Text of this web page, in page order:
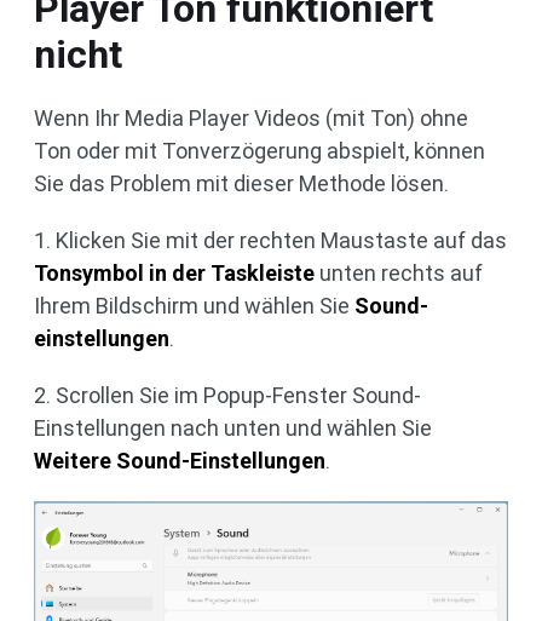
nicht
Wenn Ihr Media Player Videos (mit Ton) ohne
Ton oder mit Tonverzögerung abspielt, können
Sie das Problem mit dieser Methode lösen.
1. Klicken Sie mit der rechten Maustaste auf das
Tonsymbol in der Taskleiste unten rechts auf
Ihrem Bildschirm und wählen Sie Sound-
einstellungen.
2. Scrollen Sie im Popup-Fenster Sound-
Einstellungen nach unten und wählen Sie
Weitere Sound-Einstellungen.